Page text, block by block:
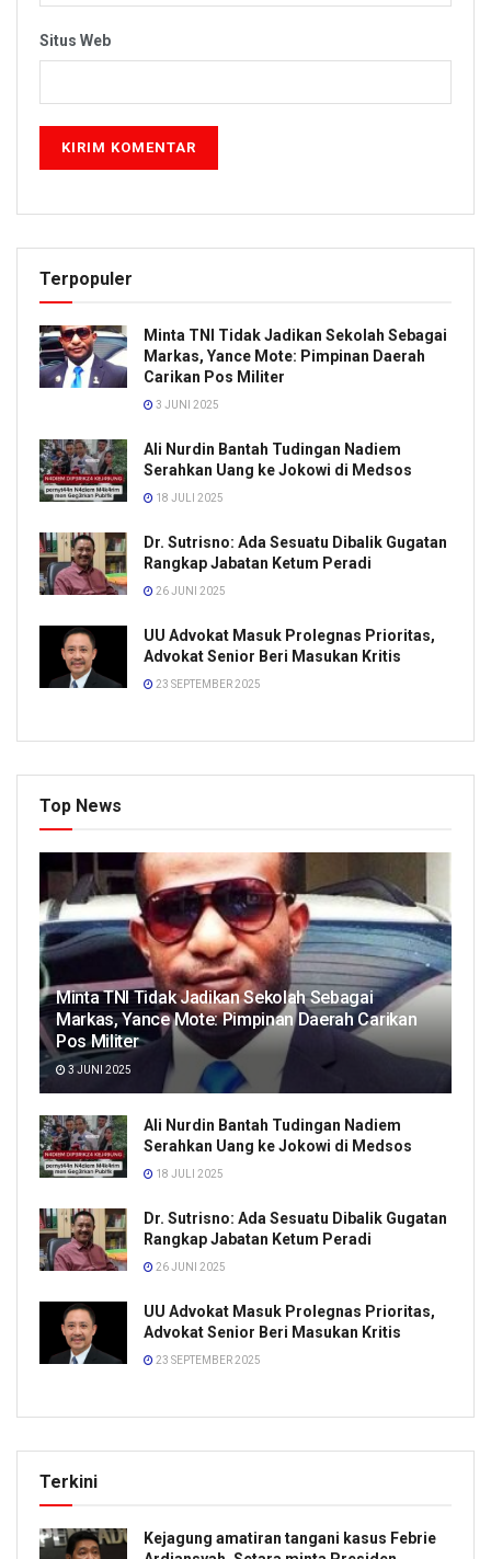
Situs Web
Terpopuler
Minta TNI Tidak Jadikan Sekolah Sebagai
Markas, Yance Mote: Pimpinan Daerah
Carikan Pos Militer
3 JUNI 2025
Ali Nurdin Bantah Tudingan Nadiem
Serahkan Uang ke Jokowi di Medsos
18 JULI 2025
Dr. Sutrisno: Ada Sesuatu Dibalik Gugatan
Rangkap Jabatan Ketum Peradi
26 JUNI 2025
UU Advokat Masuk Prolegnas Prioritas,
Advokat Senior Beri Masukan Kritis
23 SEPTEMBER 2025
Top News
Minta TNI Tidak Jadikan Sekolah Sebagai
Markas, Yance Mote: Pimpinan Daerah Carikan
Pos Militer
3 JUNI 2025
Ali Nurdin Bantah Tudingan Nadiem
Serahkan Uang ke Jokowi di Medsos
18 JULI 2025
Dr. Sutrisno: Ada Sesuatu Dibalik Gugatan
Rangkap Jabatan Ketum Peradi
26 JUNI 2025
UU Advokat Masuk Prolegnas Prioritas,
Advokat Senior Beri Masukan Kritis
23 SEPTEMBER 2025
Terkini
Kejagung amatiran tangani kasus Febrie